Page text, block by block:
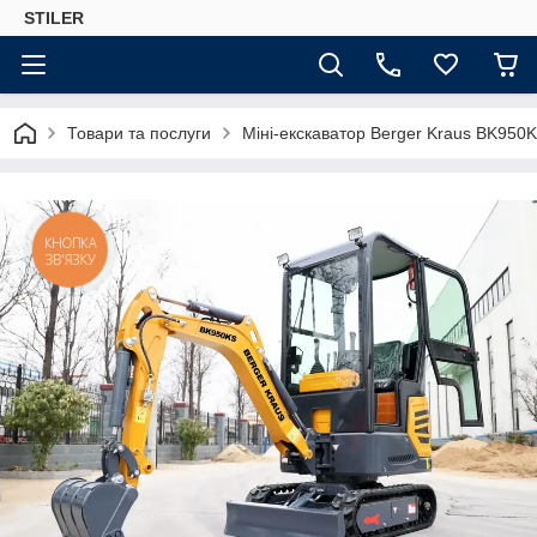
STILER
Товари та послуги Міні-екскаватор Berger Kraus
КНОПКА
ЗВ'ЯЗКУ